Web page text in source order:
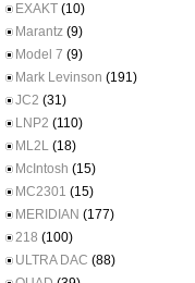
EXAKT (10)
Marantz (9)
Model 7 (9)
Mark Levinson (191)
JC2 (31)
LNP2 (110)
ML2L (18)
McIntosh (15)
MC2301 (15)
MERIDIAN (177)
218 (100)
ULTRA DAC (88)